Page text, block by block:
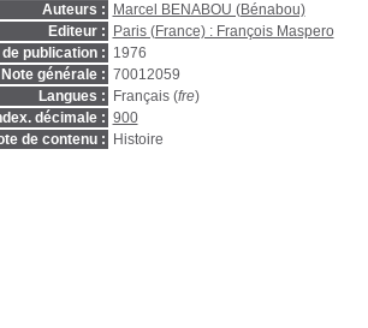
Auteurs :
Marcel BENABOU (Bénabou)
Editeur :
Paris (France) : François Maspero
publication : 1976
Note générale : 70012059
Langues :
Français (fre)
décimale : 900
de contenu :
Histoire